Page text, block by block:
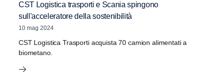
CST Logistica trasporti e Scania spingono
sull'acceleratore della sostenibilità
10 mag 2024
CST Logistica Trasporti acquista 70 camion alimentati a
biometano.